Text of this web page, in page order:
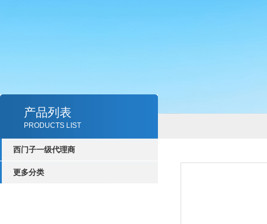
产品列表
PRODUCTS LIST
西门子一级代理商
更多分类